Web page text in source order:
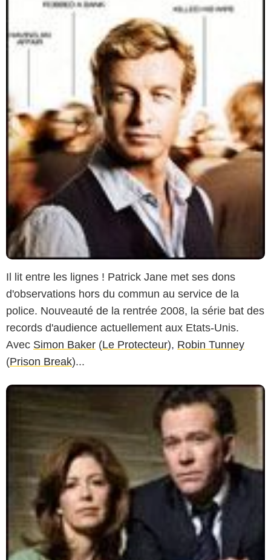
Il lit entre les lignes ! Patrick Jane met ses dons
d'observations hors du commun au service de la
police. Nouveauté de la rentrée 2008, la série bat des
records d'audience actuellement aux Etats-Unis.
Avec Simon Baker (Le Protecteur), Robin Tunney
(Prison Break)...